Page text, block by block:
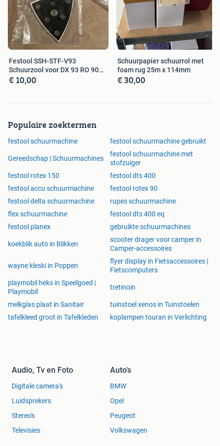
Festool SSH-STF-V93
Schuurzool voor DX 93 RO 90
DX
€ 10,00
Schuurpapier schuurrol met
foam rug 25m x 114mm
€ 30,00
Populaire zoektermen
festool schuurmachine festool schuurmachine gebruikt
Gereedschap | Schuurmachines
festool schuurmachine met
stofzuiger
festool rotex 150
festool dts 400
festool accu schuurmachine
festool rotex 90
festool delta schuurmachine
rupes schuurmachine
flex schuurmachine
festool dts 400 eq
festool planex
gebruikte schuurmachines
koekblik auto in Blikken
scooter drager voor camper in
Camper-accessoires
wayne kleski in Poppen
flyer display in Fietsaccessoires |
Fietscomputers
playmobil heks in Speelgoed |
Playmobil
tretinoin
melkglas plaat in Sanitair
tuinstoel xenos in Tuinstoelen
tafelkleed groot in Tafelkleden
koplampen touran in Verlichting
Audio, Tv en Foto
Digitale camera's
Luidsprekers
Stereo's
Televisies
Auto's
BMW
Opel
Peugeot
Volkswagen